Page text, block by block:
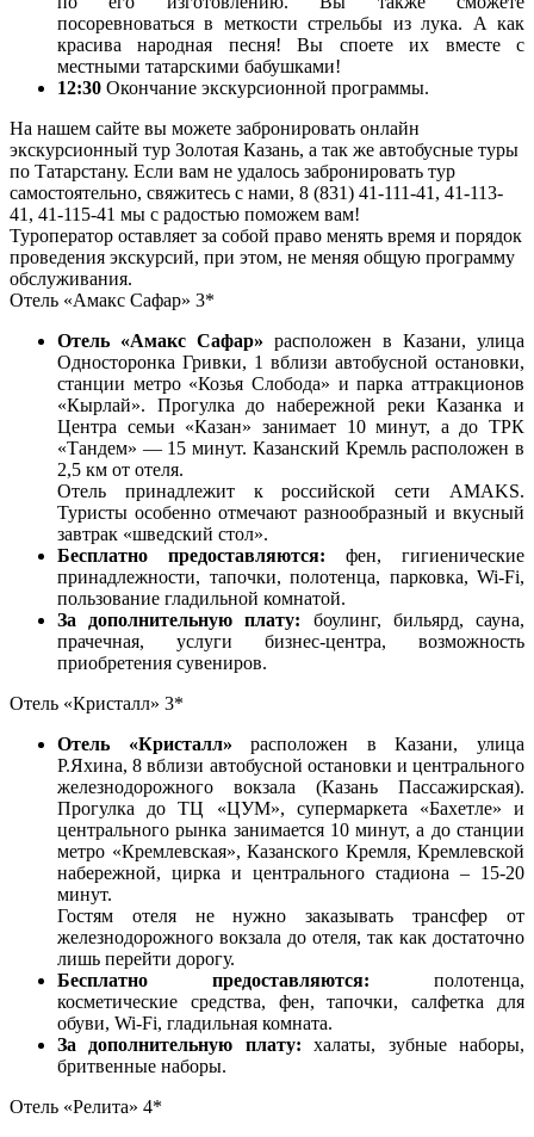
посоревноваться в меткости стрельбы из лука. А как
красива народная песня! Вы споете их вместе с
местными татарскими бабушками!
12:30 Окончание экскурсионной программы.
На нашем сайте вы можете забронировать онлайн
экскурсионный тур Золотая Казань, а так же автобусные туры
по Татарстану. Если вам не удалось забронировать тур
самостоятельно, свяжитесь с нами, 8 (831) 41-111-41, 41-113-
41, 41-115-41 мы с радостью поможем вам!
Туроператор оставляет за собой право менять время и порядок
проведения экскурсий, при этом, не меняя общую программу
обслуживания.
Отель «Амакс Сафар» 3*
Отель «Амакс Сафар» расположен в Казани, улица
Односторонка Гривки, 1 вблизи автобусной остановки,
станции метро «Козья Слобода» и парка аттракционов
«Кырлай». Прогулка до набережной реки Казанка и
Центра семьи «Казан» занимает 10 минут, а до ТРК
«Тандем» — 15 минут. Казанский Кремль расположен в
2,5 км от отеля.
Отель принадлежит к российской сети AMAKS.
Туристы особенно отмечают разнообразный и вкусный
завтрак «шведский стол».
Бесплатно предоставляются: фен, гигиенические
принадлежности, тапочки, полотенца, парковка, Wi-Fi,
пользование гладильной комнатой.
За дополнительную плату: боулинг, бильярд, сауна,
прачечная, услуги бизнес-центра, возможность
приобретения сувениров.
Отель «Кристалл» 3*
Отель «Кристалл» расположен в Казани, улица
Р.Яхина, 8 вблизи автобусной остановки и центрального
железнодорожного вокзала (Казань Пассажирская).
Прогулка до ТЦ «ЦУМ», супермаркета «Бахетле» и
центрального рынка занимается 10 минут, а до станции
метро «Кремлевская», Казанского Кремля, Кремлевской
набережной, цирка и центрального стадиона – 15-20
минут.
Гостям отеля не нужно заказывать трансфер от
железнодорожного вокзала до отеля, так как достаточно
лишь перейти дорогу.
Бесплатно предоставляются: полотенца,
косметические средства, фен, тапочки, салфетка для
обуви, Wi-Fi, гладильная комната.
За дополнительную плату: халаты, зубные наборы,
бритвенные наборы.
Отель «Релита» 4*